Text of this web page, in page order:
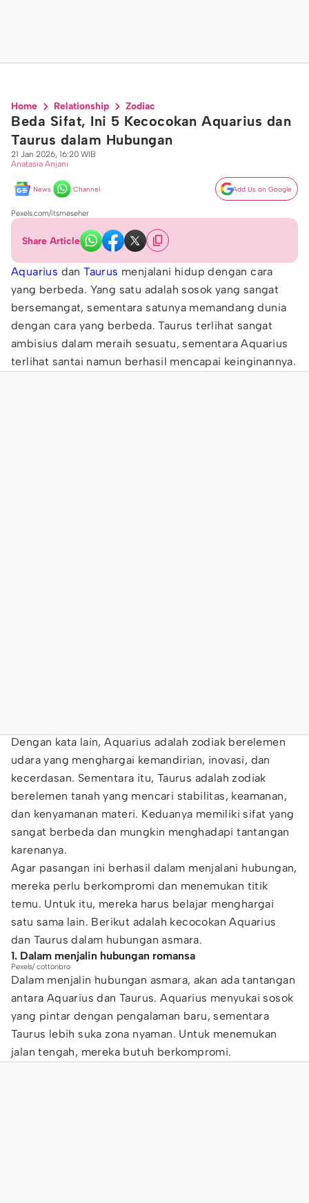
Home Relationship Zodiac
Beda Sifat, Ini 5 Kecocokan Aquarius dan
Taurus dalam Hubungan
21 Jan 2026, 16:20 WIB
Anatasia Anjani
News Channel Add Us on Google
Pexels.com/itsmeseher
Share Article
Aquarius danTaurus menjalani hidup dengan cara
yang berbeda. Yang satu adalah sosok yang sangat
bersemangat, sementara satunya memandang dunia
dengan cara yang berbeda. Taurus terlihat sangat
ambisius dalam meraih sesuatu, sementara Aquarius
terlihat santai namun berhasil mencapai keinginannya.
Dengan kata lain, Aquarius adalah zodiak berelemen
udara yang menghargai kemandirian, inovasi, dan
kecerdasan. Sementara itu, Taurus adalah zodiak
berelemen tanah yang mencari stabilitas, keamanan,
dan kenyamanan materi. Keduanya memiliki sifat yang
sangat berbeda dan mungkin menghadapi tantangan
karenanya.
Agar pasangan ini berhasil dalam menjalani hubungan,
mereka perlu berkompromi dan menemukan titik
temu. Untuk itu, mereka harus belajar menghargai
satu sama lain. Berikut adalah kecocokan Aquarius
dan Taurus dalam hubungan asmara.
1. Dalam menjalin hubungan romansa
Pexels/ cottonbro
Dalam menjalin hubungan asmara, akan ada tantangan
antara Aquarius dan Taurus. Aquarius menyukai sosok
yang pintar dengan pengalaman baru, sementara
Taurus lebih suka zona nyaman. Untuk menemukan
jalan tengah, mereka butuh berkompromi.